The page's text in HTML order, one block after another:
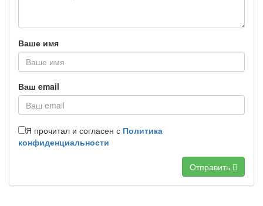
Ваше имя
Ваш email
Я прочитал и согласен с Политика
конфиденциальности
Отправить